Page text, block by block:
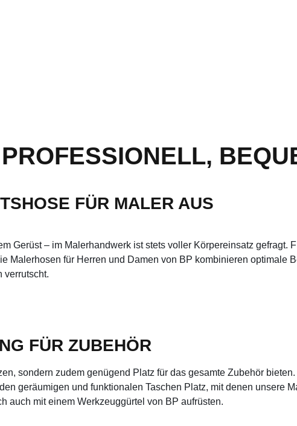
FÜR MALER AUS
Gerüst – im Malerhandwerk ist stets voller Körpereinsatz gefragt.
Malerhosen für Herren und Damen von BP kombinieren optimale
verrutscht.
FÜR ZUBEHÖR
sondern zudem genügend Platz für das gesamte Zubehör
geräumigen und funktionalen Taschen Platz, mit denen unsere
auch mit einem Werkzeuggürtel von BP aufrüsten.